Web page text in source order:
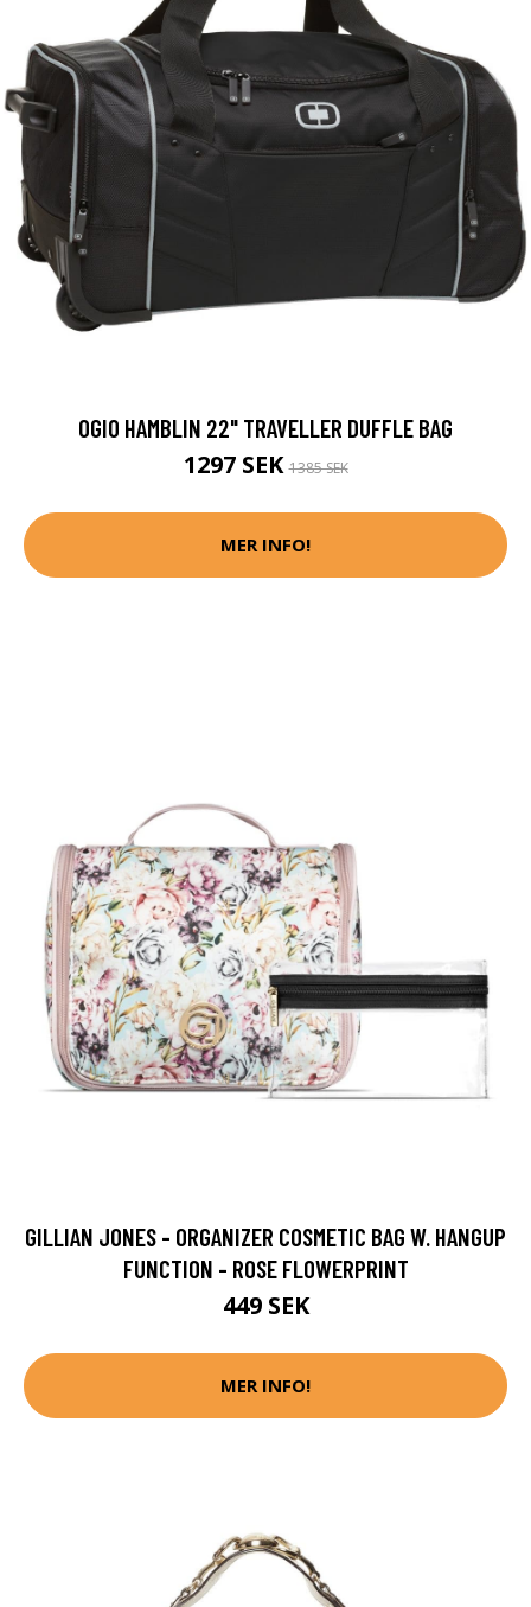
OGIO HAMBLIN 22" TRAVELLER DUFFLE BAG
1297 SEK1385 SEK
MER INFO!
GILLIAN JONES - ORGANIZER COSMETIC BAG W. HANGUP
FUNCTION - ROSE FLOWERPRINT
449 SEK
MER INFO!